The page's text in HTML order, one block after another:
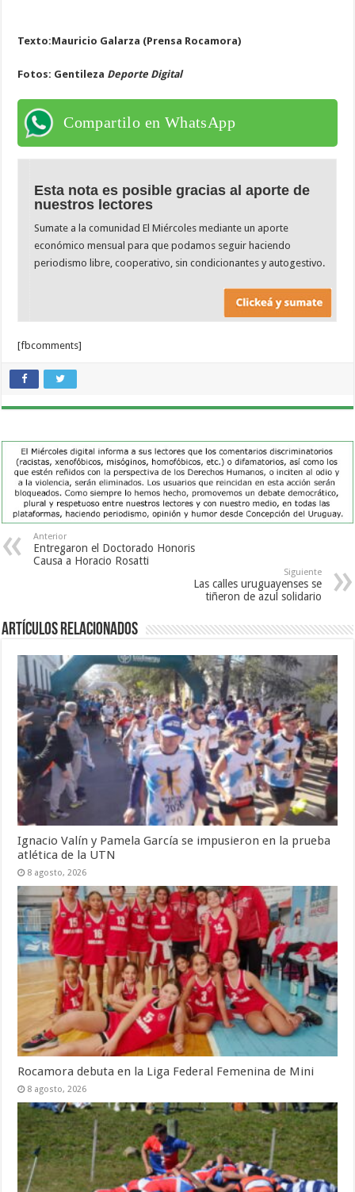
Texto:Mauricio Galarza (Prensa Rocamora)
Fotos: Gentileza Deporte Digital
Compartilo en WhatsApp
Esta nota es posible gracias al aporte de
nuestros lectores
Sumate a la comunidad El Miércoles mediante un aporte
económico mensual para que podamos seguir haciendo
periodismo libre, cooperativo, sin condicionantes y autogestivo.
[fbcomments]
Anterior
Entregaron el Doctorado Honoris
Causa a Horacio Rosatti
Siguiente
Las calles uruguayenses se
tiñeron de azul solidario
Artículos Relacionados
Ignacio Valín y Pamela García se impusieron en la prueba
atlética de la UTN
8 agosto, 2026
Rocamora debuta en la Liga Federal Femenina de Mini
8 agosto, 2026